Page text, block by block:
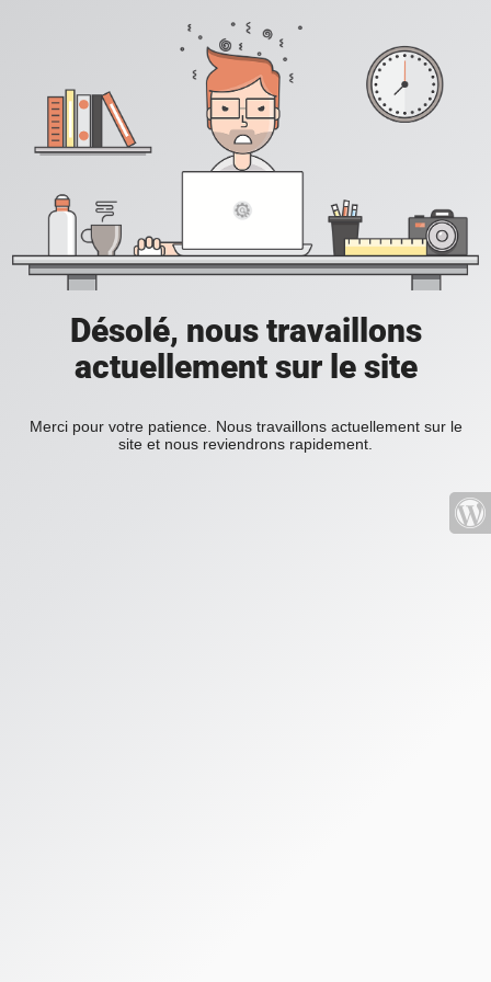
Désolé, nous travaillons
actuellement sur le site
Merci pour votre patience. Nous travaillons actuellement sur le
site et nous reviendrons rapidement.